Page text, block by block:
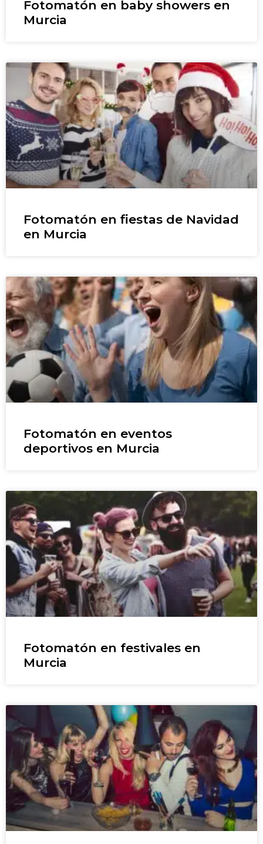
Fotomatón en baby showers en
Murcia
Fotomatón en fiestas de Navidad
en Murcia
Fotomatón en eventos
deportivos en Murcia
Fotomatón en festivales en
Murcia